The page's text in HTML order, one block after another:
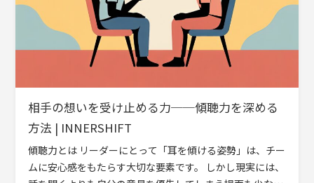
相手の想いを受け止める力──傾聴力を深める
方法 | INNERSHIFT
傾聴力とは リーダーにとって「耳を傾ける姿勢」は、チー
ムに安心感をもたらす大切な要素です。 しかし現実には、